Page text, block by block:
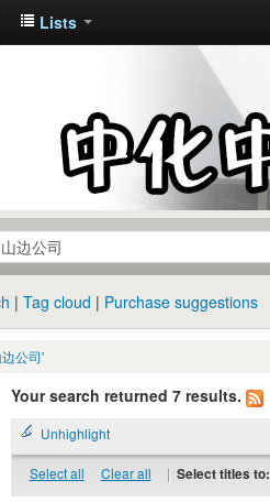
Lists
Tag cloud Purchase suggestions
公司'
Your search returned 7 results.
Unhighlight
Select all Clear all | Select titles to: